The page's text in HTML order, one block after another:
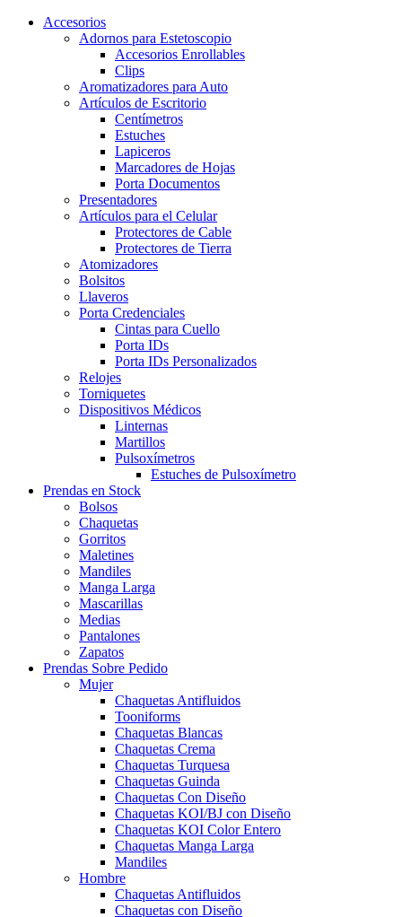
Accesorios
Adornos para Estetoscopio
Accesorios Enrollables
Clips
Aromatizadores para Auto
Artículos de Escritorio
Centímetros
Estuches
Lapiceros
Marcadores de Hojas
Porta Documentos
Presentadores
Artículos para el Celular
Protectores de Cable
Protectores de Tierra
Atomizadores
Bolsitos
Llaveros
Porta Credenciales
Cintas para Cuello
Porta IDs
Porta IDs Personalizados
Relojes
Torniquetes
Dispositivos Médicos
Linternas
Martillos
Pulsoxímetros
Estuches de Pulsoxímetro
Prendas en Stock
Bolsos
Chaquetas
Gorritos
Maletines
Mandiles
Manga Larga
Mascarillas
Medias
Pantalones
Zapatos
Prendas Sobre Pedido
Mujer
Chaquetas Antifluidos
Tooniforms
Chaquetas Blancas
Chaquetas Crema
Chaquetas Turquesa
Chaquetas Guinda
Chaquetas Con Diseño
Chaquetas KOI/BJ con Diseño
Chaquetas KOI Color Entero
Chaquetas Manga Larga
Mandiles
Hombre
Chaquetas Antifluidos
Chaquetas con Diseño